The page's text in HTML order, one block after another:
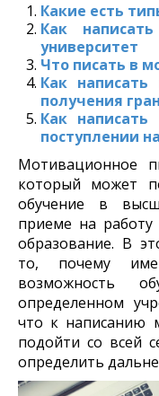
Какие есть
Как
университет
Что писать в
Как
получения
Как
поступлении
Мотивационное
который может
обучение в
приеме на
образование. В
то, почему
возможность
определенном
что к написанию
подойти со всей
определить